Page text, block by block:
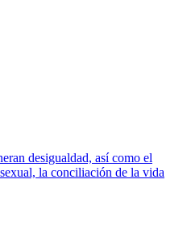
desigualdad, así como el
la conciliación de la vida